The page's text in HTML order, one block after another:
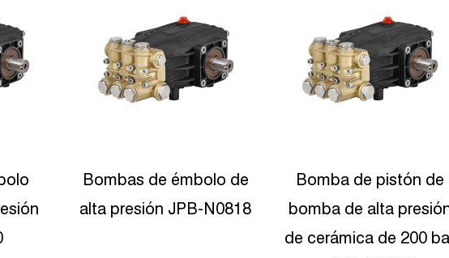
de
Bomba de pistón de
bomba de alta presión
Bomba de émbolo
alternativo JPB-